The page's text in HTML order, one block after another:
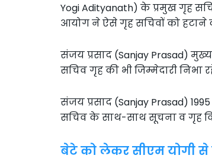
Yogi Adityanath) के प्रमुख गृह
आयोग ने ऐसे गृह सचिवों को हटाने
संजय प्रसाद (Sanjay Prasad)
सचिव गृह की भी जिम्मेदारी निभा
संजय प्रसाद (Sanjay Prasad)
सचिव के साथ-साथ सूचना व गृह
बेटे को लेकर सीएम योगी से